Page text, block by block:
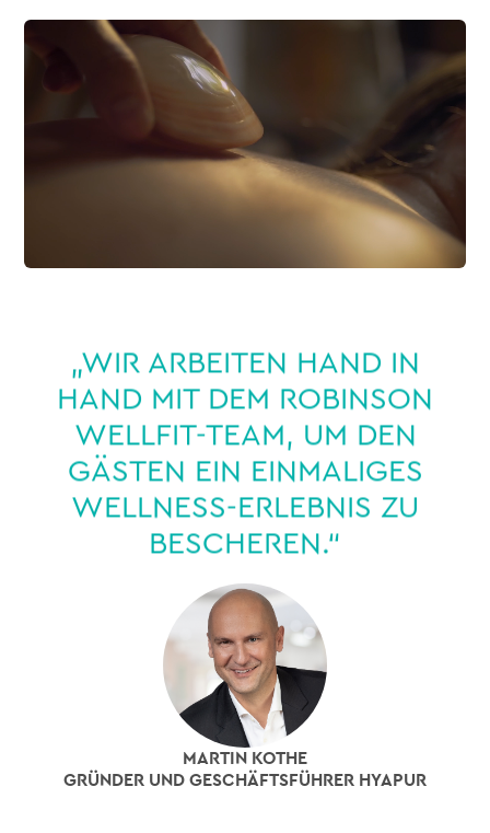
„WIR ARBEITEN HAND IN
HAND MIT DEM ROBINSON
WELLFIT-TEAM, UM DEN
GÄSTEN EIN EINMALIGES
WELLNESS-ERLEBNIS ZU
BESCHEREN.“
MARTIN KOTHE
GRÜNDER UND GESCHÄFTSFÜHRER HYAPUR